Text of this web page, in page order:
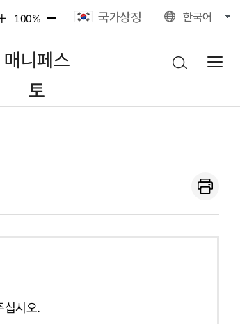
100% 국가상징 한국어
매니페스
토
십시오.